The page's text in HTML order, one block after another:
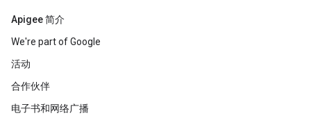
Apigee 简介
We're part of Google
活动
合作伙伴
电子书和网络广播